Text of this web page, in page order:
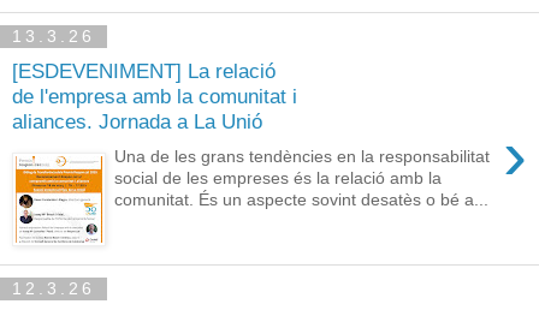
13.3.26
[ESDEVENIMENT] La relació
de l'empresa amb la comunitat i
aliances. Jornada a La Unió
›
Una de les grans tendències en la responsabilitat
social de les empreses és la relació amb la
comunitat. És un aspecte sovint desatès o bé a...
12.3.26